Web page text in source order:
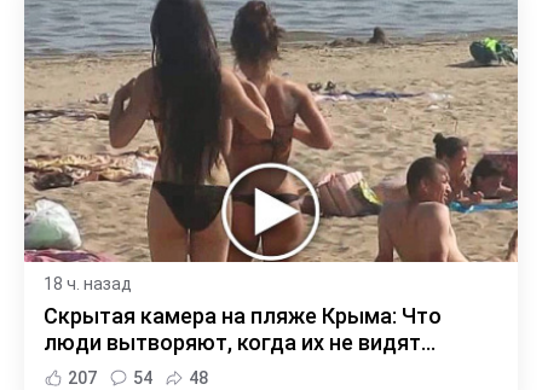
18 ч. назад
Скрытая камера на пляже Крыма: Что
люди вытворяют, когда их не видят...
207 54 48